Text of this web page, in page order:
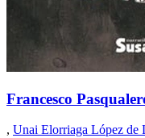
Francesco
, Unai Elorriaga López de